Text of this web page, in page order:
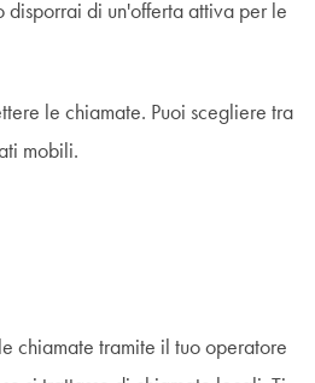
disporrai di un'offerta attiva per le
le chiamate. Puoi scegliere tra
mobili.
chiamate tramite il tuo operatore